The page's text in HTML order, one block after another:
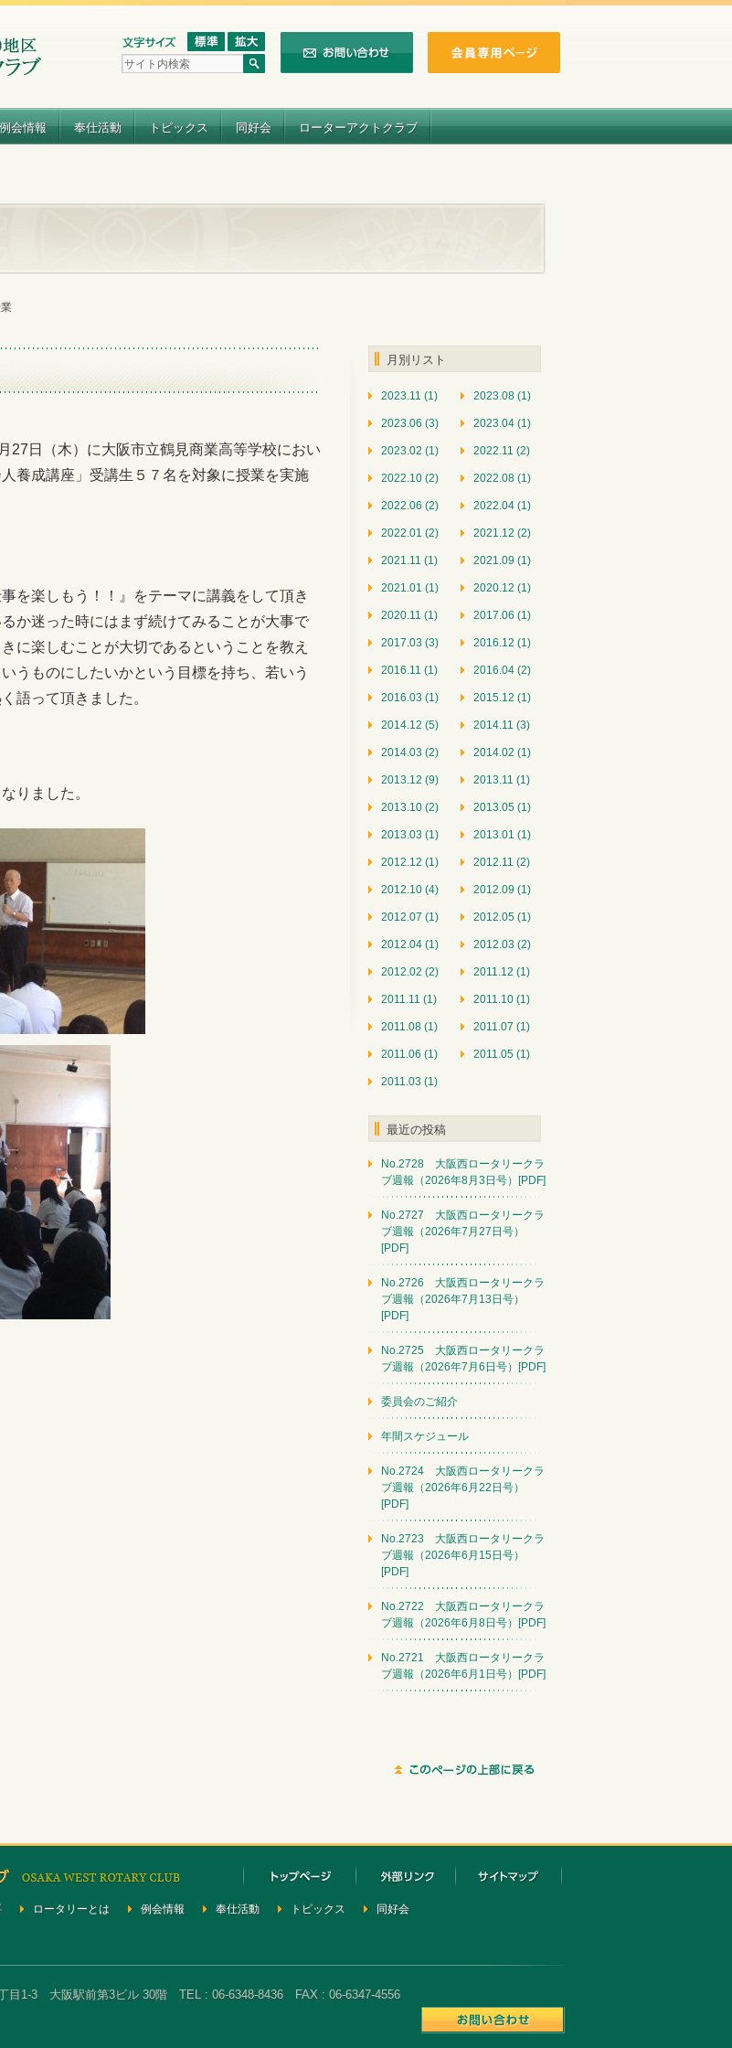
例会情報 奉仕活動 トピックス 同好会 ローターアクトクラブ
27日（木）に大阪市立鶴見商業高等学校におい
養成講座」受講生５７名を対象に授業を実施
を楽しもう！！』をテーマに講義をして頂き
か迷った時にはまず続けてみることが大事で
に楽しむことが大切であるということを教え
うものにしたいかという目標を持ち、若いう
語って頂きました。
りました。
月別リスト
2023.11 (1) 2023.08 (1)
2023.06 (3) 2023.04 (1)
2023.02 (1) 2022.11 (2)
2022.10 (2) 2022.08 (1)
2022.06 (2) 2022.04 (1)
2022.01 (2) 2021.12 (2)
2021.11 (1) 2021.09 (1)
2021.01 (1) 2020.12 (1)
2020.11 (1) 2017.06 (1)
2017.03 (3) 2016.12 (1)
2016.11 (1) 2016.04 (2)
2016.03 (1) 2015.12 (1)
2014.12 (5) 2014.11 (3)
2014.03 (2) 2014.02 (1)
2013.12 (9) 2013.11 (1)
2013.10 (2) 2013.05 (1)
2013.03 (1) 2013.01 (1)
2012.12 (1) 2012.11 (2)
2012.10 (4) 2012.09 (1)
2012.07 (1) 2012.05 (1)
2012.04 (1) 2012.03 (2)
2012.02 (2) 2011.12 (1)
2011.11 (1) 2011.10 (1)
2011.08 (1) 2011.07 (1)
2011.06 (1) 2011.05 (1)
2011.03 (1)
最近の投稿
No.2728 大阪西ロータリークラ
ブ週報（2026年8月3日号）[PDF]
No.2727 大阪西ロータリークラ
ブ週報（2026年7月27日号）
[PDF]
No.2726 大阪西ロータリークラ
ブ週報（2026年7月13日号）
[PDF]
No.2725 大阪西ロータリークラ
ブ週報（2026年7月6日号）[PDF]
委員会のご紹介
年間スケジュール
No.2724 大阪西ロータリークラ
ブ週報（2026年6月22日号）
[PDF]
No.2723 大阪西ロータリークラ
ブ週報（2026年6月15日号）
[PDF]
No.2722 大阪西ロータリークラ
ブ週報（2026年6月8日号）[PDF]
No.2721 大阪西ロータリークラ
ブ週報（2026年6月1日号）[PDF]
ロータリーとは 例会情報 奉仕活動 トピックス 同好会
目1-3 大阪駅前第3ビル 30階 TEL : 06-6348-8436 FAX : 06-6347-4556